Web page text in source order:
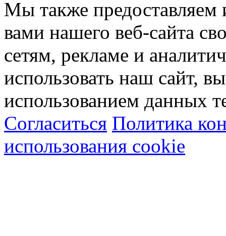
Мы также
вами нашего веб-сайта
сетям, рекламе и
использовать наш сайт,
использованием данных
Согласиться Политика
использования cookie